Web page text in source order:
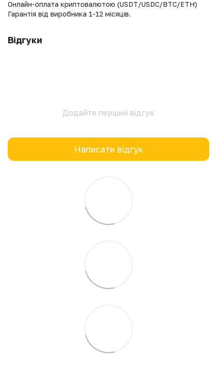
Онлайн-оплата криптовалютою (USDT/USDC/BTC/ETH)
Гарантія від виробника 1-12 місяців.
Відгуки
Додайте перший відгук
Написати відгук